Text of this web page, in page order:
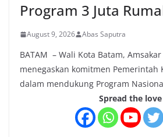
Program 3 Juta
August 9, 2026 Abas Saputra
BATAM – Wali Kota Batam,
menegaskan komitmen Pemerintah
dalam mendukung Program
Spread the love